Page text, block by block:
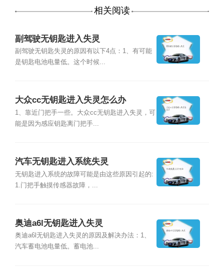
相关阅读
副驾驶无钥匙进入失灵
副驾驶无钥匙失灵的原因有以下4点：1、有可能
是钥匙电池电量低。这个时候...
大众cc无钥匙进入失灵怎么办
1、靠近门把手一些。大众cc无钥匙进入失灵，可
能是因为感应钥匙离门把手...
汽车无钥匙进入系统失灵
无钥匙进入系统的故障可能是由这些原因引起的:
1.门把手触摸传感器故障，...
奥迪a6l无钥匙进入失灵
奥迪a6l无钥匙进入失灵的原因及解决办法：1、
汽车蓄电池电量低。蓄电池...